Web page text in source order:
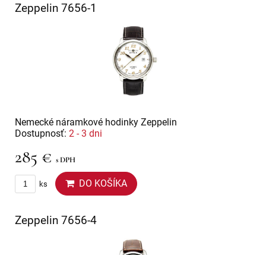
Zeppelin 7656-1
Nemecké náramkové hodinky Zeppelin
Dostupnosť: 2 - 3 dni
285 € s DPH
ks DO KOŠÍKA
Zeppelin 7656-4